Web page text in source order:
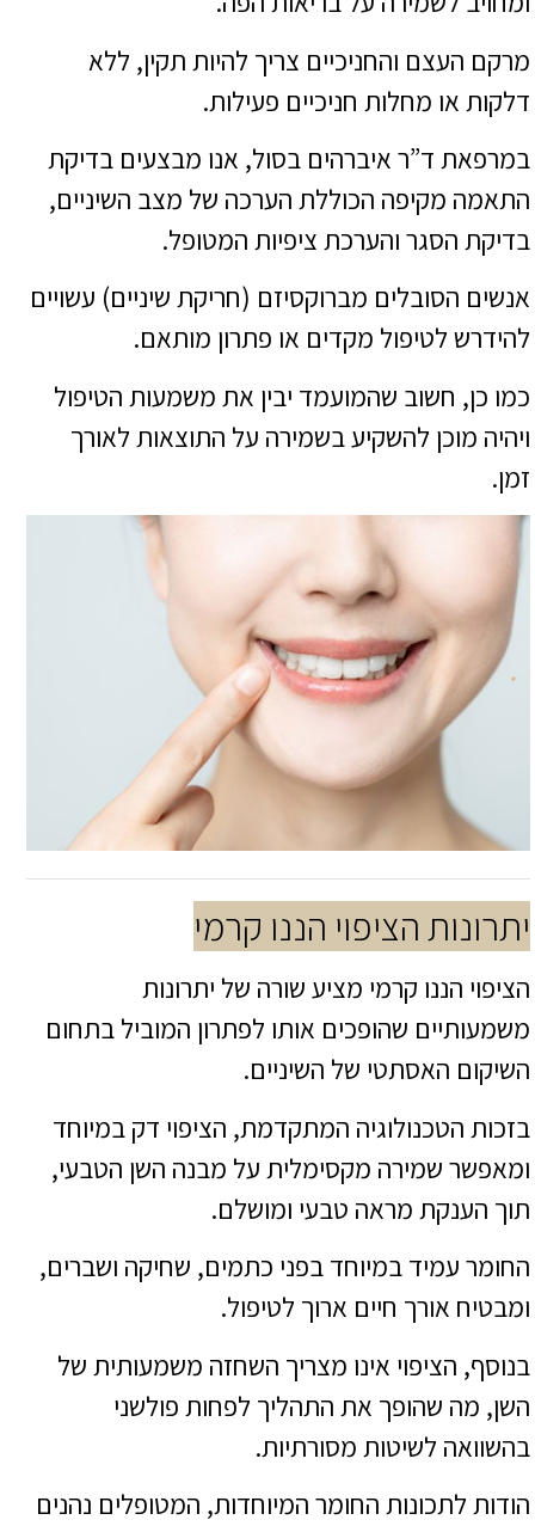
מרקם העצם והחניכיים צריך להיות תקין, ללא
דלקות או מחלות חניכיים פעילות.
במרפאת ד”ר איברהים בסול, אנו מבצעים בדיקת
התאמה מקיפה הכוללת הערכה של מצב השיניים,
בדיקת הסגר והערכת ציפיות המטופל.
אנשים הסובלים מברוקסיזם (חריקת שיניים) עשויים
להידרש לטיפול מקדים או פתרון מותאם.
כמו כן, חשוב שהמועמד יבין את משמעות הטיפול
ויהיה מוכן להשקיע בשמירה על התוצאות לאורך
זמן.
יתרונות הציפוי הננו קרמי
הציפוי הננו קרמי מציע שורה של יתרונות
משמעותיים שהופכים אותו לפתרון המוביל בתחום
השיקום האסתטי של השיניים.
בזכות הטכנולוגיה המתקדמת, הציפוי דק במיוחד
ומאפשר שמירה מקסימלית על מבנה השן הטבעי,
תוך הענקת מראה טבעי ומושלם.
החומר עמיד במיוחד בפני כתמים, שחיקה ושברים,
ומבטיח אורך חיים ארוך לטיפול.
בנוסף, הציפוי אינו מצריך השחזה משמעותית של
השן, מה שהופך את התהליך לפחות פולשני
בהשוואה לשיטות מסורתיות.
הודות לתכונות החומר המיוחדות, המטופלים נהנים